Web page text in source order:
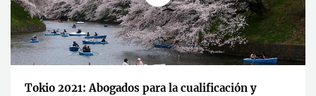
Tokio 2021: Abogados para la cualificación y